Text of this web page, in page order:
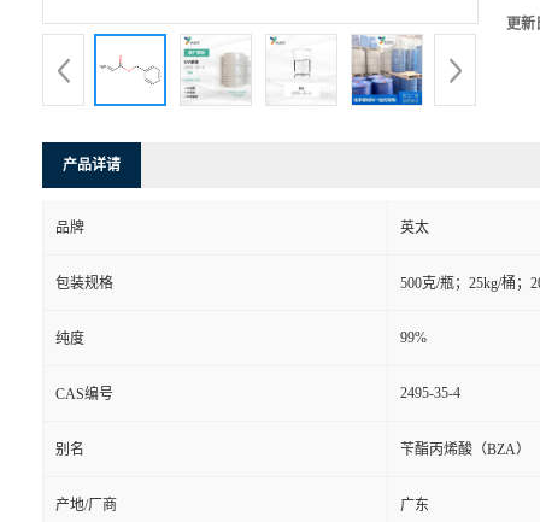
更新
产品详请
品牌 英太
包装规格 500克/瓶；25kg/桶；
纯度 99%
CAS编号 2495-35-4
别名 苄酯丙烯酸（BZA）
产地/厂商 广东